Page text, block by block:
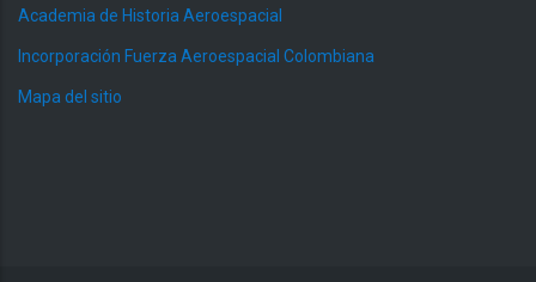
Academia de Historia Aeroespacial
Incorporación Fuerza Aeroespacial Colombiana
Mapa del sitio